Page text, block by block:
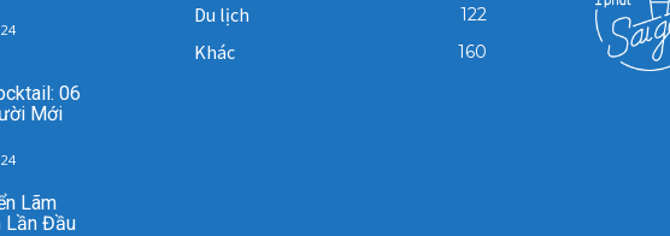
06
Mới
Lãm
Lần Đầu
Du lịch 122
Khác 160